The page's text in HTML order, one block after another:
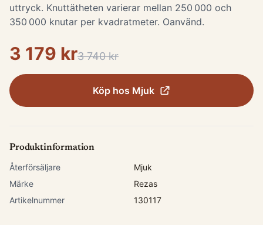
uttryck. Knuttätheten varierar mellan 250 000 och
350 000 knutar per kvadratmeter. Oanvänd.
3 179 kr3 740 kr
Köp hos Mjuk
Produktinformation
Återförsäljare
Mjuk
Märke
Rezas
Artikelnummer
130117